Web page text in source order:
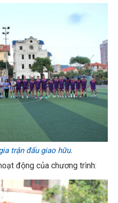
trận đấu giao hữu.
động của chương trình: